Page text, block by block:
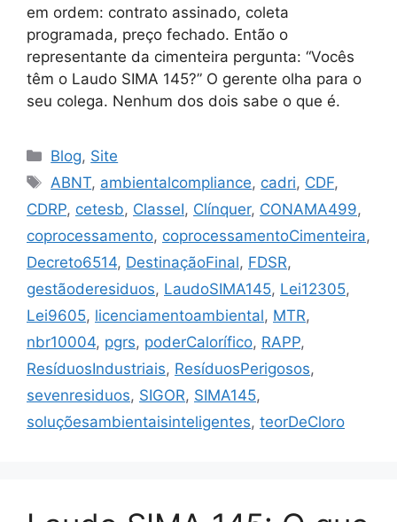
em ordem: contrato assinado, coleta
programada, preço fechado. Então o
representante da cimenteira pergunta: “Vocês
têm o Laudo SIMA 145?” O gerente olha para o
seu colega. Nenhum dos dois sabe o que é.
Blog, Site
ABNT, ambientalcompliance, cadri, CDF,
CDRP, cetesb, ClasseI, Clínquer, CONAMA499,
coprocessamento, coprocessamentoCimenteira,
Decreto6514, DestinaçãoFinal, FDSR,
gestãoderesiduos, LaudoSIMA145, Lei12305,
Lei9605, licenciamentoambiental, MTR,
nbr10004, pgrs, poderCalorífico, RAPP,
ResíduosIndustriais, ResíduosPerigosos,
sevenresiduos, SIGOR, SIMA145,
soluçõesambientaisinteligentes, teorDeCloro